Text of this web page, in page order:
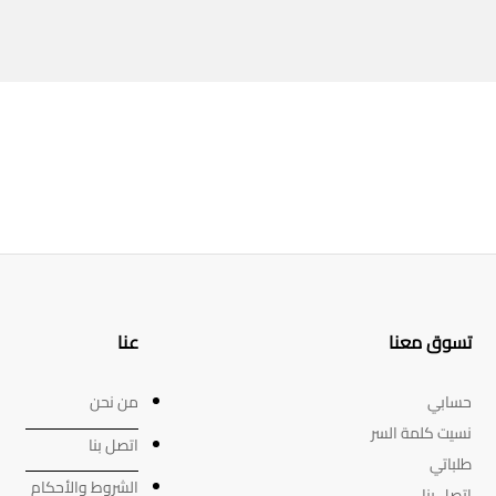
تسوق معنا
حسابي
نسيت كلمة السر
طلباتي
عنا
من نحن
اتصل بنا
الشروط والأحكام